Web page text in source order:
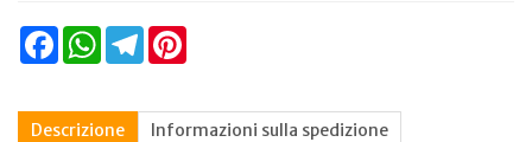
FacebookWhatsAppTelegram
Descrizione Informazioni sulla spedizione